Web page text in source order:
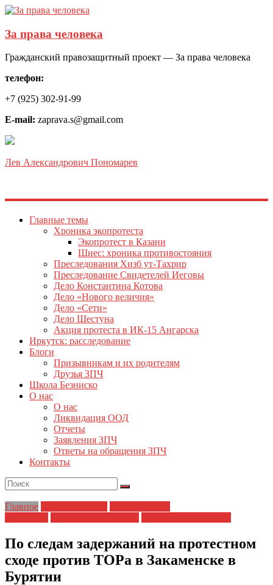
За права человека
Гражданский правозащитный проект — За права человека
телефон:
+7 (925) 302-91-99
E-mail: zaprava.s@gmail.com
Лев Александрович Пономарев
Главные темы
Хроника экопротеста
Экопротест в Казани
Шиес: хроника противостояния
Преследования Хизб ут-Тахрир
Преследование Свидетелей Иеговы
Дело Константина Котова
Дело «Нового величия»
Дело «Сети»
Дело Шестуна
Акция протеста в ИК-15 Ангарска
Иркутск: расследование
Блоги
Призывникам и их родителям
Друзья ЗПЧ
Школа Безниско
О нас
О нас
Ликвидация ООД
Отчеты
Заявления ЗПЧ
Ответы на обращения ЗПЧ
Контакты
Главное
По следам задержаний на протестном
сходе против ТОРа в Закаменске в
Бурятии